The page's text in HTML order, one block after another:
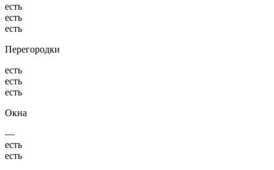
есть
есть
есть
Перегородки
есть
есть
есть
Окна
—
есть
есть